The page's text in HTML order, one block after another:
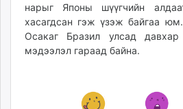
нарыг Японы шүүгчийн
хасагдсан гэж үзэж байгаа
Осакаг Бразил улсад давхар
мэдээлэл гараад байна.